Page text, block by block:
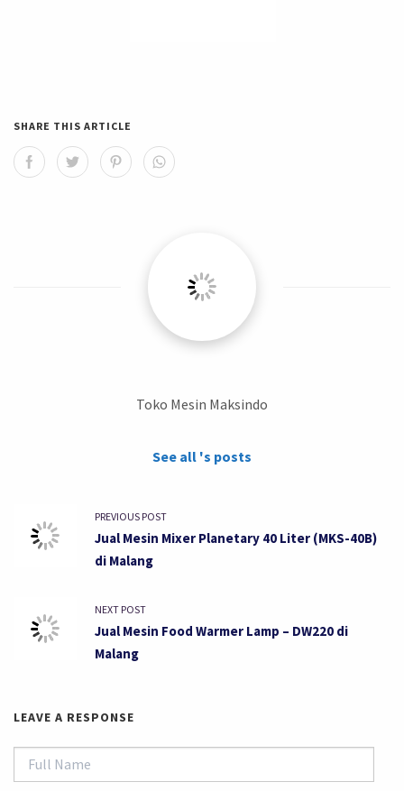
SHARE THIS ARTICLE
Toko Mesin Maksindo
See all 's posts
PREVIOUS POST
Jual Mesin Mixer Planetary 40 Liter (MKS-40B)
di Malang
NEXT POST
Jual Mesin Food Warmer Lamp – DW220 di
Malang
LEAVE A RESPONSE